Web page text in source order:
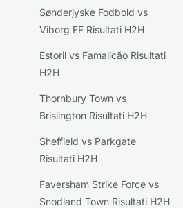
Sønderjyske Fodbold vs
Viborg FF Risultati H2H
Estoril vs Famalicão Risultati
H2H
Thornbury Town vs
Brislington Risultati H2H
Sheffield vs Parkgate
Risultati H2H
Faversham Strike Force vs
Snodland Town Risultati H2H